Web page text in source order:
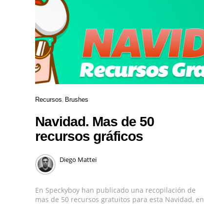
Recursos Brushes
Navidad. Mas de 50
recursos gráficos
Diego Mattei
En Speckyboy han publicado una recopilación de
mas de 50 recursos gratuitos para esta Navidad, en